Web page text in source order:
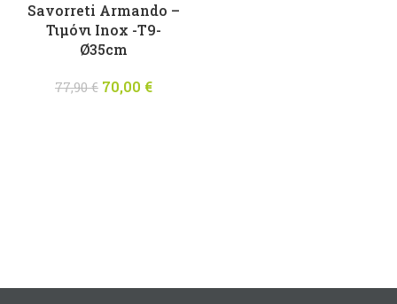
Savorreti Armando –
Τιμόνι Inox -T9-
Ø35cm
77,90€
Original
70,00 €